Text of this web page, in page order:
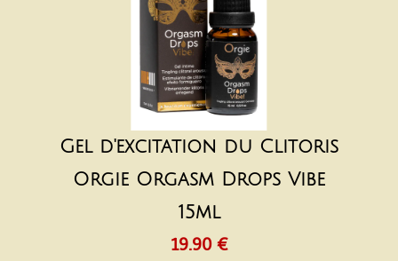
Gel d'excitation du Clitoris
Orgie Orgasm Drops Vibe
15ml
19.90 €